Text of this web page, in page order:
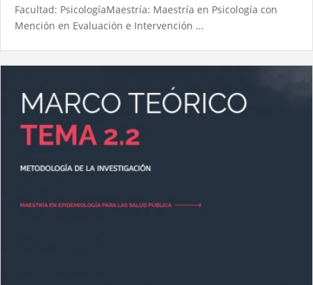
Facultad: PsicologíaMaestría: Maestría en Psicología con
Mención en Evaluación e Intervención ...